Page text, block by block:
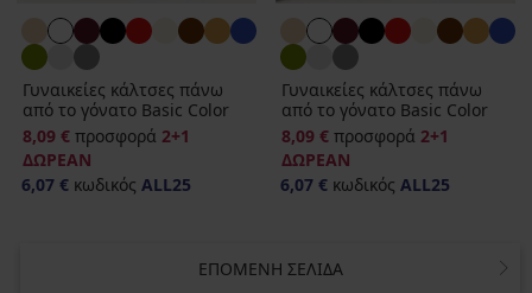
Γυναικείες κάλτσες πάνω
από το γόνατο Basic Color
8,09 € προσφορά 2+1
ΔΩΡΕΑΝ
6,07 € κωδικός ALL25
Γυναικείες κάλτσες πάνω
από το γόνατο Basic Color
8,09 € προσφορά 2+1
ΔΩΡΕΑΝ
6,07 € κωδικός ALL25
ΕΠΌΜΕΝΗ ΣΕΛΊΔΑ